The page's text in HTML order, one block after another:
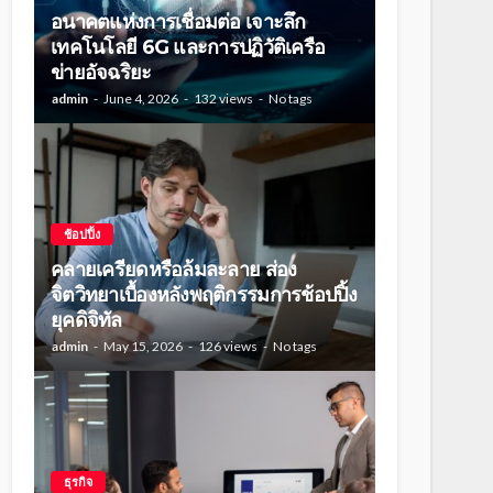
อนาคตแห่งการเชื่อมต่อ เจาะลึก
เทคโนโลยี 6G และการปฏิวัติเครือ
ข่ายอัจฉริยะ
admin June 4, 2026 132 views No tags
ช้อปปิ้ง
คลายเครียดหรือล้มละลาย ส่อง
จิตวิทยาเบื้องหลังพฤติกรรมการช้อปปิ้ง
ยุคดิจิทัล
admin May 15, 2026 126 views No tags
ธุรกิจ